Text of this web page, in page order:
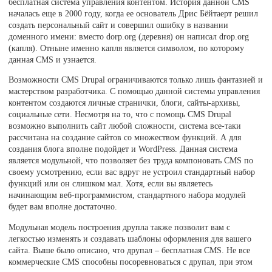
началась еще в 2000 году, когда ее основатель Дрис Бёйтаерт решил
создать персональный сайт и совершил ошибку в названии
доменного имени: вместо dorp.org (деревня) он написал drop.org
(капля). Отныне именно капля является символом, по которому
данная CMS и узнается.
Возможности CMS Drupal ограничиваются только лишь фантазией и
мастерством разработчика. С помощью данной системы управления
контентом создаются личные странички, блоги, сайты-архивы,
социальные сети. Несмотря на то, что с помощь CMS Drupal
возможно выполнить сайт любой сложности, система все-таки
рассчитана на создание сайтов со множеством функций. А для
создания блога вполне подойдет и WordPress. Данная система
является модульной, что позволяет без труда компоновать CMS по
своему усмотрению, если вас вдруг не устроил стандартный набор
функций или он слишком мал. Хотя, если вы являетесь
начинающим веб-программистом, стандартного набора модулей
будет вам вполне достаточно.
Модульная модель построения друпла также позволит вам с
легкостью изменять и создавать шаблоны оформления для вашего
сайта. Выше было описано, что друпал – бесплатная CMS. Не все
коммерческие CMS способны посоревноваться с друпал, при этом